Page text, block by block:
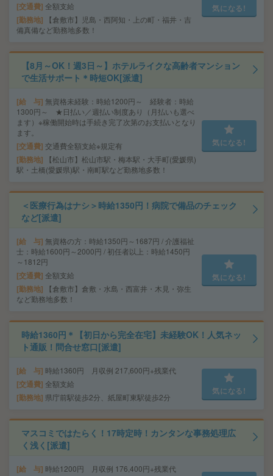
交通費 全額支給
勤務地
【倉敷市】児島・西阿知・上の町・福井・吉
備真備など勤務地多数！
気になる!
【8月～OK！週3日～】ホテルライクな高齢者マンション
で生活サポート＊時短OK[派遣]
給 与 無資格未経験：時給1200円～ 経験者：時給
1300円～ ★日払い／週払い制度あり（月払いも選べ
ます）※稼働開始時は手続き完了次第のお支払いとなり
ます。
交通費 交通費全額支給※規定有
勤務地
【松山市】松山市駅・梅本駅・大手町(愛媛県)
駅・土橋(愛媛県)駅・南町駅など勤務地多数！
気になる!
＜医療行為はナシ＞時給1350円！病院で備品のチェック
など[派遣]
給 与 無資格の方：時給1350円～1687円 / 介護福祉
士：時給1600円～2000円 / 初任者以上：時給1450円
～1812円
交通費 全額支給
勤務地
【倉敷市】倉敷・水島・西富井・木見・弥生
など勤務地多数！
気になる!
時給1360円＊【初日から完全在宅】未経験OK！人気ネッ
ト通販！問合せ窓口[派遣]
給 与 時給1360円 月収例 217,600円+残業代
交通費 全額支給
勤務地 県庁前駅徒歩2分、紙屋町東駅徒歩2分
気になる!
マスコミではたらく！17時定時！カンタンな事務処理広
く浅く[派遣]
給 与 時給1200円 月収例 176,400円+残業代